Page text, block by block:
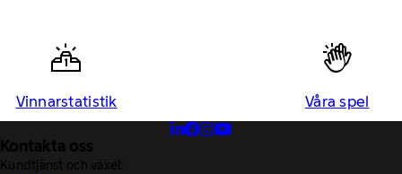
Vinnarstatistik Våra spel
Kontakta oss
Kundtjänst och växel: